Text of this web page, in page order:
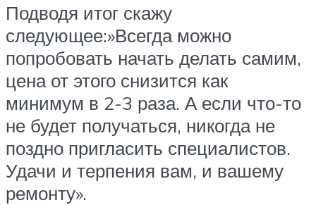
Подводя итог скажу
следующее:»Всегда можно
попробовать начать делать самим,
цена от этого снизится как
минимум в 2-3 раза. А если что-то
не будет получаться, никогда не
поздно пригласить специалистов.
Удачи и терпения вам, и вашему
ремонту».